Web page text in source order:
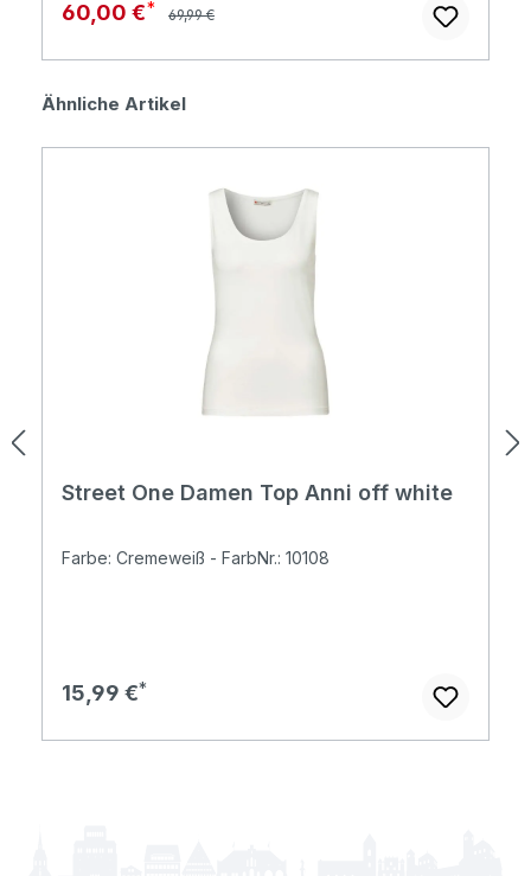
Verkaufspreis:
60,00 € Regulärer Preis:
69,99 €
Produktgalerie überspringen
Ähnliche Artikel
Street One Damen Top Anni off white
Farbe: Cremeweiß - FarbNr.: 10108
Regulärer Preis:
15,99 €